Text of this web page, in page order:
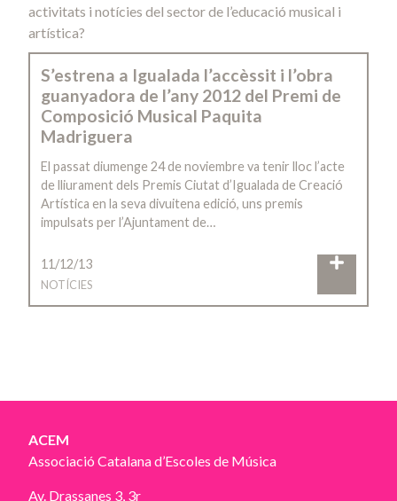
activitats i notícies del sector de l’educació musical i
artística?
S’estrena a Igualada l’accèssit i l’obra
guanyadora de l’any 2012 del Premi de
Composició Musical Paquita
Madriguera
El passat diumenge 24 de noviembre va tenir lloc l’acte
de lliurament dels Premis Ciutat d’Igualada de Creació
Artística en la seva divuitena edició, uns premis
impulsats per l’Ajuntament de…
11/12/13
NOTÍCIES
ACEM
Associació Catalana d’Escoles de Música
Av. Drassanes 3, 3r